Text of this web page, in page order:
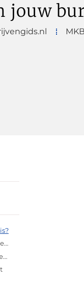
jouw
Welke voordelen kun je halen uit een goede houding?
Houd je bloedvaten gezond met een Swopper kruk